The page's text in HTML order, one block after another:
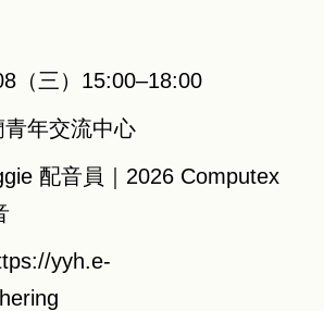
三）15:00–18:00
年交流中心
配音員｜2026 Computex
yyh.e-